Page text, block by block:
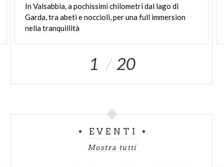
In Valsabbia, a pochissimi chilometri dal lago di
Garda, tra abeti e noccioli, per una full immersion
nella tranquillità
1 20
EVENTI
Mostra tutti